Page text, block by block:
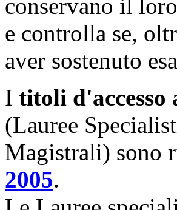
conservano il
e controlla se,
aver sostenuto
I titoli d'accesso
(Lauree
Magistrali) sono
2005.